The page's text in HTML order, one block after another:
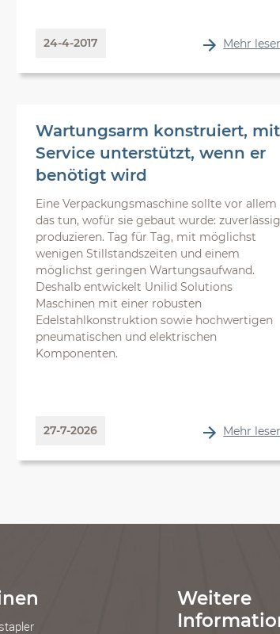
24-4-2017 Mehr
Wartungsarm konstruiert, mit
Service unterstützt, wenn er
benötigt wird
Eine Verpackungsmaschine sollte vor allem
das tun, wofür sie gebaut wurde: zuverlässig
produzieren. Tag für Tag, mit möglichst
wenigen Stillstandszeiten und einem
möglichst geringen Wartungsaufwand.
Deshalb entwickelt Unilid Solutions
Maschinen mit einer robusten
Edelstahlkonstruktion sowie hochwertigen
pneumatischen und elektrischen
Komponenten.
27-7-2026 Mehr
Weitere